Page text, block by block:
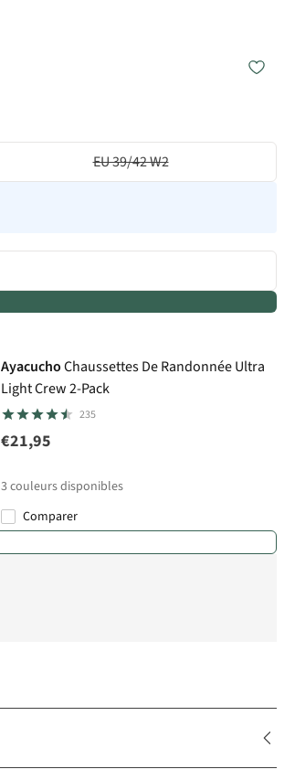
EU 39/42 W2
AyacuchoChaussettes De Randonnée Ultra
Light Crew 2-Pack
235
€21,95
3couleurs disponibles
Comparer